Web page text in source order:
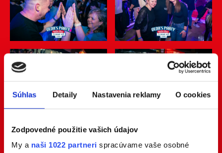
Súhlas Detaily Nastavenia reklamy O cookies
Zodpovedné použitie vašich údajov
My a naši 1022 partneri spracúvame vaše osobné